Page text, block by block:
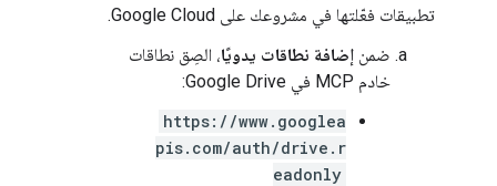
تطبيقات فعّلتها في مشروعك على Google Cloud.
ضمن إضافة نطاقات يدويًا، الصِق نطاقات
خادم MCP في Google Drive:
https://www.googlea
pis.com/auth/drive.r
eadonly